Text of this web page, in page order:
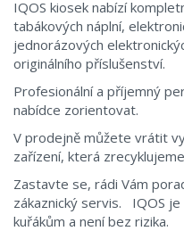
IQOS kiosek nabízí
tabákových náplní,
jednorázových
originálního příslušenství.
Profesionální a příjemný
nabídce zorientovat.
V prodejně můžete vrátit
zařízení, která
Zastavte se, rádi Vám
zákaznický servis. IQOS
kuřákům a není bez rizika.